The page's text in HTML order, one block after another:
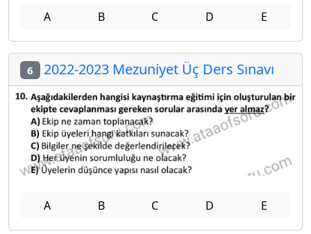
A B C D E
6 2022-2023 Mezuniyet Üç Ders Sınavı
A B C D E